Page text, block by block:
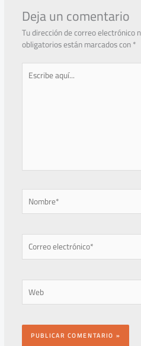
Deja un comentario
Tu dirección de correo electrónico
obligatorios están marcados con*
Escribe
aquí...
Nombre*
Correo
electrónico*
Web